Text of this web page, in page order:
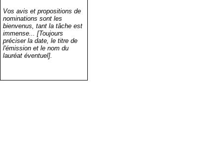
Vos avis et propositions de
nominations sont les
bienvenus, tant la tâche est
immense... [Toujours
préciser la date, le titre de
l'émission et le nom du
lauréat éventuel].